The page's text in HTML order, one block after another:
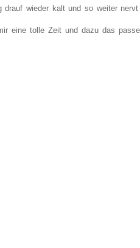
drauf wieder kalt und so weiter
eine tolle Zeit und dazu das